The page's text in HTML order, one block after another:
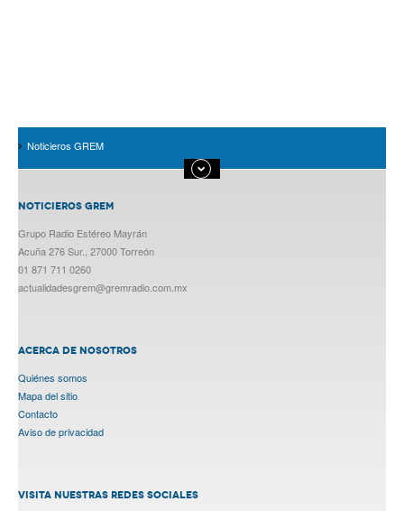
Noticieros GREM
NOTICIEROS GREM
Grupo Radio Estéreo Mayrán
Acuña 276 Sur., 27000 Torreón
01 871 711 0260
actualidadesgrem@gremradio.com.mx
ACERCA DE NOSOTROS
Quiénes somos
Mapa del sitio
Contacto
Aviso de privacidad
VISITA NUESTRAS REDES SOCIALES